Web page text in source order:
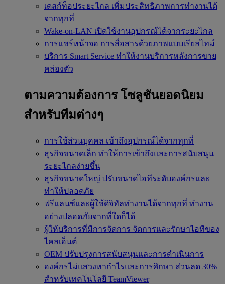
เดสก์ท็อประยะไกล เพิ่มประสิทธิภาพการทำงานได้
จากทุกที่
Wake-on-LAN เปิดใช้งานอุปกรณ์ได้จากระยะไกล
การแชร์หน้าจอ การสื่อสารด้วยภาพแบบเรียลไทม์
บริการ Smart Service ทำให้งานบริการหลังการขาย
คล่องตัว
ตามความต้องการ โซลูชันยอดนิยม
สำหรับทีมต่างๆ
การใช้ส่วนบุคคล เข้าถึงอุปกรณ์ได้จากทุกที่
ธุรกิจขนาดเล็ก ทำให้การเข้าถึงและการสนับสนุน
ระยะไกลง่ายขึ้น
ธุรกิจขนาดใหญ่ ปรับขนาดไอทีระดับองค์กรและ
ทำให้ปลอดภัย
ฟรีแลนซ์และผู้ใช้ดิจิทัลทำงานได้จากทุกที่ ทำงาน
อย่างปลอดภัยจากที่ใดก็ได้
ผู้ให้บริการที่มีการจัดการ จัดการและรักษาไอทีของ
ไคลเอ็นต์
OEM ปรับปรุงการสนับสนุนและการดำเนินการ
องค์กรไม่แสวงหากำไรและการศึกษา ส่วนลด 30%
สำหรับเทคโนโลยี TeamViewer